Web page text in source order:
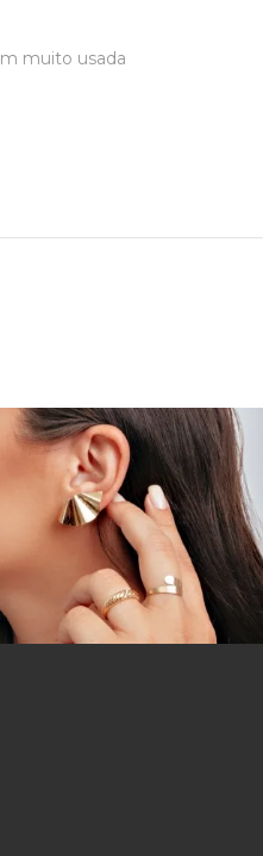
muito usada
clássica e
furo da
retangular em
luxuosa e
como
terapêuticos,
e versátil faz
histórias
que sempre